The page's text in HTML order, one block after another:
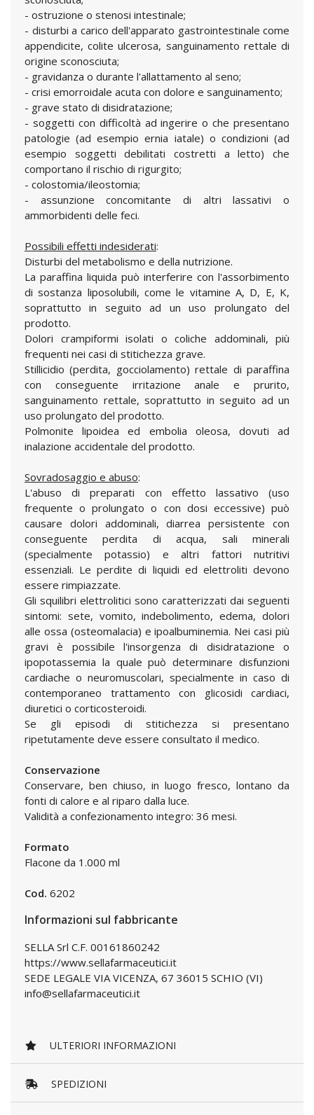
- ostruzione o stenosi intestinale;
- disturbi a carico dell'apparato gastrointestinale come
appendicite, colite ulcerosa, sanguinamento rettale di
origine sconosciuta;
- gravidanza o durante l'allattamento al seno;
- crisi emorroidale acuta con dolore e sanguinamento;
- grave stato di disidratazione;
- soggetti con difficoltà ad ingerire o che presentano
patologie (ad esempio ernia iatale) o condizioni (ad
esempio soggetti debilitati costretti a letto) che
comportano il rischio di rigurgito;
- colostomia/ileostomia;
- assunzione concomitante di altri lassativi o
ammorbidenti delle feci.
Possibili effetti indesiderati:
Disturbi del metabolismo e della nutrizione.
La paraffina liquida può interferire con l'assorbimento
di sostanza liposolubili, come le vitamine A, D, E, K,
soprattutto in seguito ad un uso prolungato del
prodotto.
Dolori crampiformi isolati o coliche addominali, più
frequenti nei casi di stitichezza grave.
Stillicidio (perdita, gocciolamento) rettale di paraffina
con conseguente irritazione anale e prurito,
sanguinamento rettale, soprattutto in seguito ad un
uso prolungato del prodotto.
Polmonite lipoidea ed embolia oleosa, dovuti ad
inalazione accidentale del prodotto.
Sovradosaggio e abuso:
L'abuso di preparati con effetto lassativo (uso
frequente o prolungato o con dosi eccessive) può
causare dolori addominali, diarrea persistente con
conseguente perdita di acqua, sali minerali
(specialmente potassio) e altri fattori nutritivi
essenziali. Le perdite di liquidi ed elettroliti devono
essere rimpiazzate.
Gli squilibri elettrolitici sono caratterizzati dai seguenti
sintomi: sete, vomito, indebolimento, edema, dolori
alle ossa (osteomalacia) e ipoalbuminemia. Nei casi più
gravi è possibile l'insorgenza di disidratazione o
ipopotassemia la quale può determinare disfunzioni
cardiache o neuromuscolari, specialmente in caso di
contemporaneo trattamento con glicosidi cardiaci,
diuretici o corticosteroidi.
Se gli episodi di stitichezza si presentano
ripetutamente deve essere consultato il medico.
Conservazione
Conservare, ben chiuso, in luogo fresco, lontano da
fonti di calore e al riparo dalla luce.
Validità a confezionamento integro: 36 mesi.
Formato
Flacone da 1.000 ml
Cod. 6202
Informazioni sul fabbricante
SELLA Srl C.F. 00161860242
https://www.sellafarmaceutici.it
SEDE LEGALE VIA VICENZA, 67 36015 SCHIO (VI)
info@sellafarmaceutici.it
ULTERIORI INFORMAZIONI
SPEDIZIONI